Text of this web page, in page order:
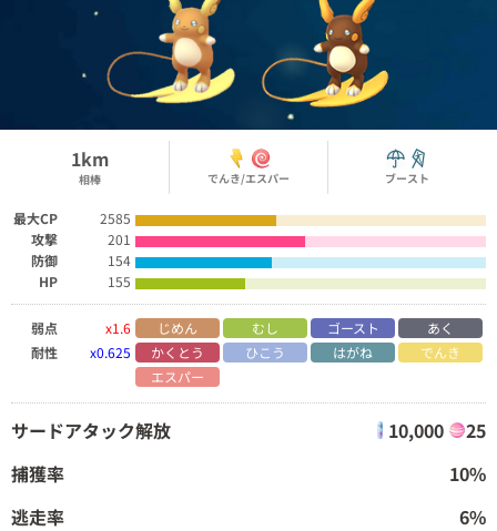
1km
相棒 でんき/エスパー ブースト
最大CP
2585
攻撃
201
防御
154
HP
155
弱点 x1.6 じめん むし ゴースト
あく
耐性
x0.625 かくとう ひこう はがね
でんき
エスパー
サードアタック解放 10,000
25
捕獲率
10%
逃走率
6%